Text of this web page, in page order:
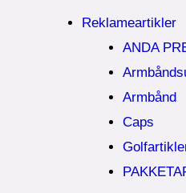
Reklameartikler
ANDA
Armbånd
Caps